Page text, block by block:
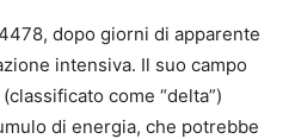
dopo giorni di apparente
intensiva. Il suo campo
come “delta”)
di energia, che potrebbe